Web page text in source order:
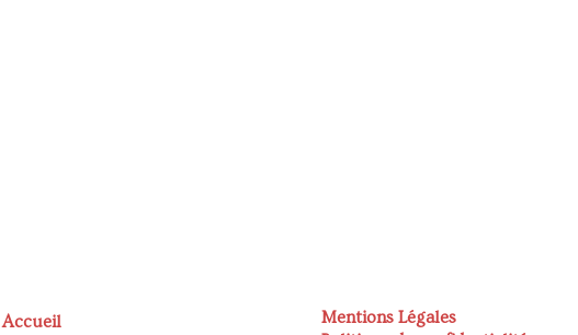
Accueil
Mentions Légales